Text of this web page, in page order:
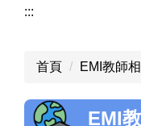
EMI活動
活動亮點
:::
首頁 EMI教師
EMI